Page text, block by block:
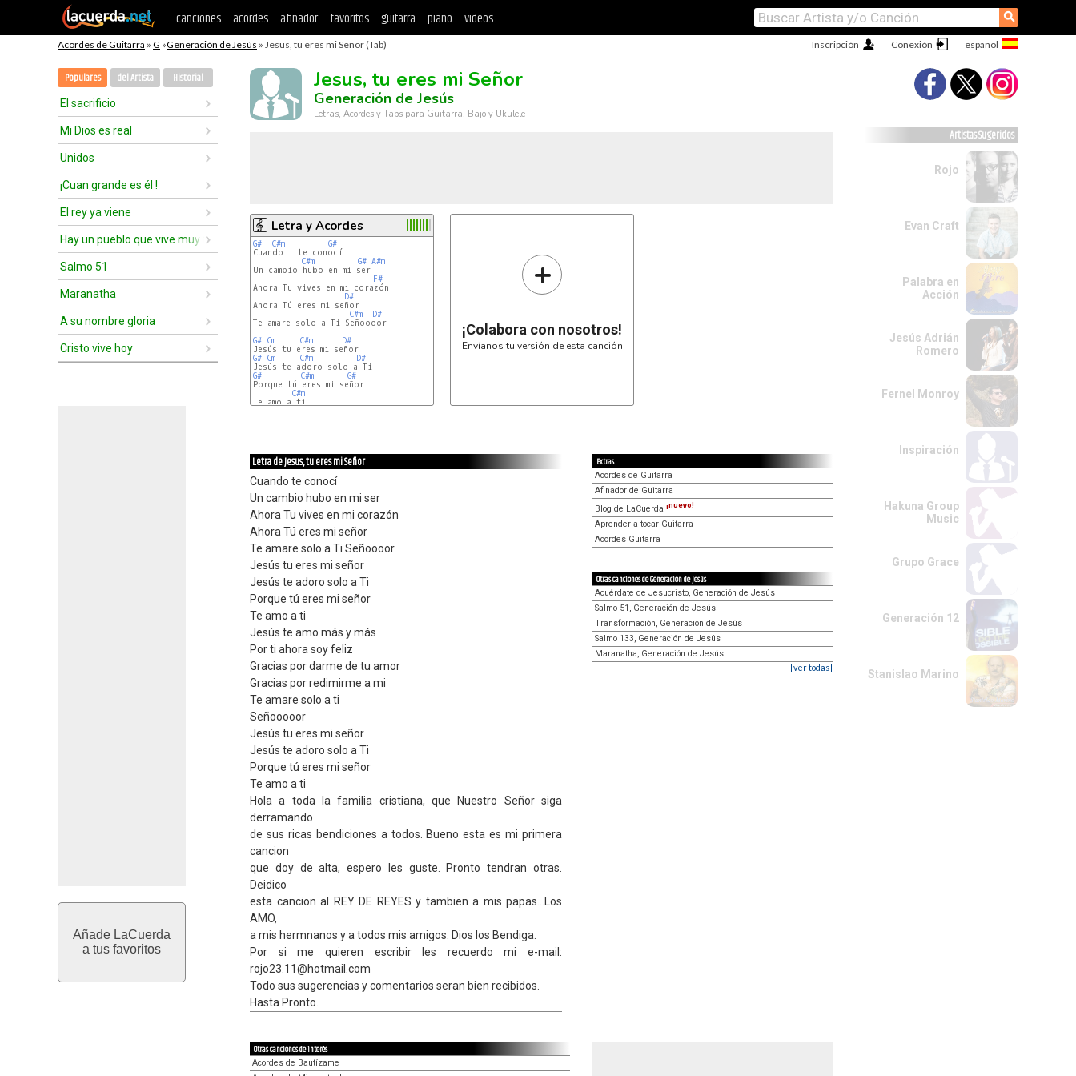
canciones acordes afinador favoritos guitarra piano videos ⚲
Acordes de Guitarra » G »Generación de Jesús » Jesus, tu eres mi Señor (Tab) Conexión
Inscripción
Populares del Artista Historial
El sacrificio
Mi Dios es real
Unidos
¡Cuan grande es él !
El rey ya viene
Hay un pueblo que vive muy feliz
Salmo 51
Maranatha
A su nombre gloria
Cristo vive hoy
Añade LaCuerda
a tus favoritos
Jesus, tu eres mi Señor
Generación de Jesús
Letras, Acordes y Tabs para Guitarra, Bajo y Ukulele
Letra y Acordes
G# C#m
G#
Cuando   te conocí
C#m
G# A#m
Un cambio hubo en mi ser
F#
Ahora Tu vives en mi corazón
D#
Ahora Tú eres mi señor
C#m
D#
Te amare solo a Ti Señoooor
G# Cm C#m
D#
G# Cm C#m
D#
G#
C#m
G#
Porque tú eres mi señor
C#m
Te amo a ti
+
¡Colabora con nosotros!
Envíanos tu versión de esta canción
Letra de Jesus, tu eres mi Señor
Cuando te conocí
Un cambio hubo en mi ser
Ahora Tu vives en mi corazón
Ahora Tú eres mi señor
Te amare solo a Ti Señoooor
Jesús tu eres mi señor
Jesús te adoro solo a Ti
Porque tú eres mi señor
Te amo a ti
Jesús te amo más y más
Por ti ahora soy feliz
Gracias por darme de tu amor
Gracias por redimirme a mi
Te amare solo a ti
Señooooor
Jesús tu eres mi señor
Jesús te adoro solo a Ti
Porque tú eres mi señor
Te amo a ti
Hola a toda la familia cristiana, que Nuestro Señor siga
derramando
de sus ricas bendiciones a todos. Bueno esta es mi primera
cancion
que doy de alta, espero les guste. Pronto tendran otras.
Deidico
esta cancion al REY DE REYES y tambien a mis papas...Los
AMO,
a mis hermnanos y a todos mis amigos. Dios los Bendiga.
Por si me quieren escribir les recuerdo mi e-mail:
rojo23.11@hotmail.com
Todo sus sugerencias y comentarios seran bien recibidos.
Hasta Pronto.
Extras
Acordes de Guitarra
Afinador de Guitarra
Blog de LaCuerda ¡nuevo!
Aprender a tocar Guitarra
Acordes Guitarra
Otras canciones de Generación de Jesús
Acuérdate de Jesucristo, Generación de Jesús
Salmo 51, Generación de Jesús
Transformación, Generación de Jesús
Salmo 133, Generación de Jesús
Maranatha, Generación de Jesús
[ver todas]
Otras canciones de interés
Acordes de Bautízame
Artistas Sugeridos
Rojo
Evan Craft
Palabra en
Acción
Jesús Adrián
Romero
Fernel Monroy
Inspiración
Hakuna Group
Music
Grupo Grace
Generación 12
Stanislao Marino